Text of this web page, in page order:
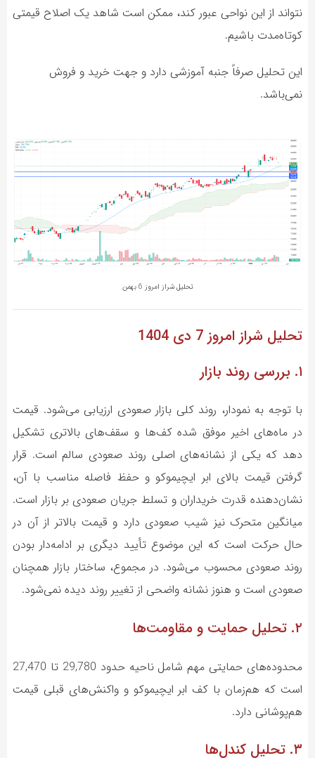
نتواند از این نواحی عبور کند، ممکن است شاهد یک اصلاح قیمتی
کوتاه‌مدت باشیم.
این تحلیل صرفاً جنبه آموزشی دارد و جهت خرید و فروش
نمی‌باشد.
تحلیل شراز امروز 6 بهمن
تحلیل شرازامروز 7 دی 1404
۱. بررسی روند بازار
با توجه به نمودار، روند کلی بازار صعودی ارزیابی می‌شود. قیمت
در ماه‌های اخیر موفق شده کف‌ها و سقف‌های بالاتری تشکیل
دهد که یکی از نشانه‌های اصلی روند صعودی سالم است. قرار
گرفتن قیمت بالای ابر ایچیموکو و حفظ فاصله مناسب با آن،
نشان‌دهنده قدرت خریداران و تسلط جریان صعودی بر بازار است.
میانگین متحرک نیز شیب صعودی دارد و قیمت بالاتر از آن در
حال حرکت است که این موضوع تأیید دیگری بر ادامه‌دار بودن
روند صعودی محسوب می‌شود. در مجموع، ساختار بازار همچنان
صعودی است و هنوز نشانه واضحی از تغییر روند دیده نمی‌شود.
۲. تحلیل حمایت و مقاومت‌ها
محدوده‌های حمایتی مهم شامل ناحیه حدود 29,780 تا 27,470
است که هم‌زمان با کف ابر ایچیموکو و واکنش‌های قبلی قیمت
هم‌پوشانی دارد.
۳. تحلیل کندل‌ها